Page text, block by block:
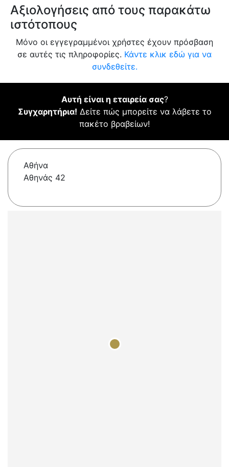
Αξιολογήσεις από τους παρακάτω
ιστότοπους
Μόνο οι εγγεγραμμένοι χρήστες έχουν πρόσβαση
σε αυτές τις πληροφορίες. Κάντε κλικ εδώ για να
συνδεθείτε.
Αυτή είναι η εταιρεία σας?
Συγχαρητήρια! Δείτε πώς μπορείτε να λάβετε το
πακέτο βραβείων!
Αθήνα
Αθηνάς 42